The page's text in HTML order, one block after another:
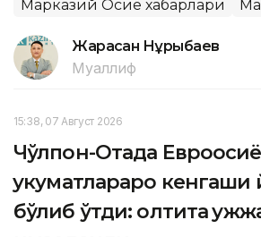
Марказий Осиё хабарлари
Жарасқан Нұрыбаев
Муаллиф
15:38, 07 Август 2026
Чўлпон-Отада Евроосиё
ҳукуматлараро
бўлиб ўтди: олтита